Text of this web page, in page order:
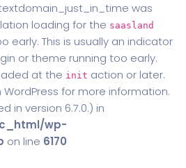
was
loading for the saasland
early. This is usually an indicator
or theme running too early.
at the init action or later.
for more information.
in version 6.7.0.) in
wp-
on line 6170